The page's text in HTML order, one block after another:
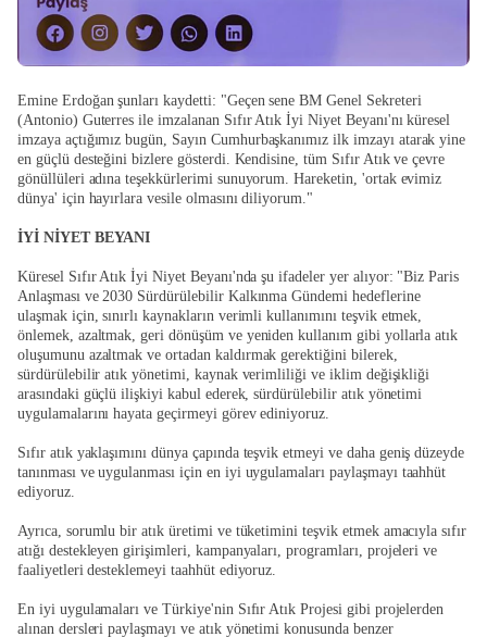
Emine Erdoğan şunları kaydetti: "Geçen sene BM Genel Sekreteri
(Antonio) Guterres ile imzalanan Sıfır Atık İyi Niyet Beyanı'nı küresel
imzaya açtığımız bugün, Sayın Cumhurbaşkanımız ilk imzayı atarak yine
en güçlü desteğini bizlere gösterdi. Kendisine, tüm Sıfır Atık ve çevre
gönüllüleri adına teşekkürlerimi sunuyorum. Hareketin, 'ortak evimiz
dünya' için hayırlara vesile olmasını diliyorum."
İYİ NİYET BEYANI
Küresel Sıfır Atık İyi Niyet Beyanı'nda şu ifadeler yer alıyor: "Biz Paris
Anlaşması ve 2030 Sürdürülebilir Kalkınma Gündemi hedeflerine
ulaşmak için, sınırlı kaynakların verimli kullanımını teşvik etmek,
önlemek, azaltmak, geri dönüşüm ve yeniden kullanım gibi yollarla atık
oluşumunu azaltmak ve ortadan kaldırmak gerektiğini bilerek,
sürdürülebilir atık yönetimi, kaynak verimliliği ve iklim değişikliği
arasındaki güçlü ilişkiyi kabul ederek, sürdürülebilir atık yönetimi
uygulamalarını hayata geçirmeyi görev ediniyoruz.
Sıfır atık yaklaşımını dünya çapında teşvik etmeyi ve daha geniş düzeyde
tanınması ve uygulanması için en iyi uygulamaları paylaşmayı taahhüt
ediyoruz.
Ayrıca, sorumlu bir atık üretimi ve tüketimini teşvik etmek amacıyla sıfır
atığı destekleyen girişimleri, kampanyaları, programları, projeleri ve
faaliyetleri desteklemeyi taahhüt ediyoruz.
En iyi uygulamaları ve Türkiye'nin Sıfır Atık Projesi gibi projelerden
alınan dersleri paylaşmayı ve atık yönetimi konusunda benzer